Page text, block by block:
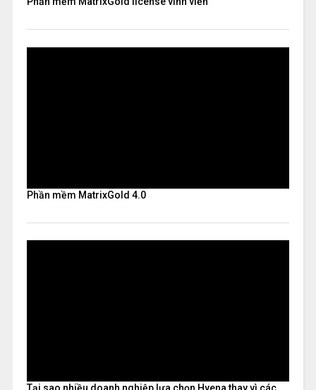
Phần mềm MatrixGold 4.0
Tại sao nhiều doanh nghiệp lựa chọn Hyena thay vì các